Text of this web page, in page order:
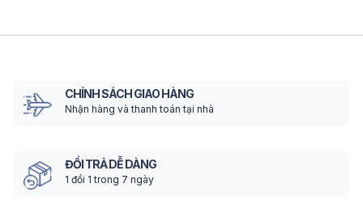
CHÍNH SÁCH GIAO HÀNG
Nhận hàng và thanh toán tại nhà
ĐỔI TRẢ DỄ DÀNG
1 đổi 1 trong 7 ngày